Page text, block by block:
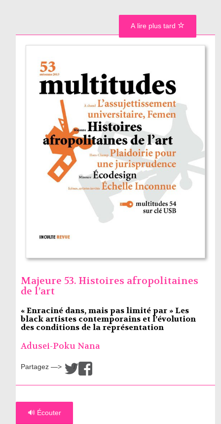
Majeure 53. Histoires afropolitaines
de l’art
« Enraciné dans, mais pas limité par » Les
black artistes contemporains et l’évolution
des conditions de la représentation
Adusei-Poku Nana
Partagez —> /
🔊 Écouter
A lire plus tard